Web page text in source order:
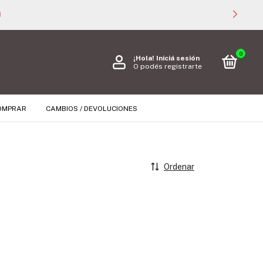
¡Hola! Iniciá sesión
O podés registrarte
0
CAMBIOS / DEVOLUCIONES
Ordenar